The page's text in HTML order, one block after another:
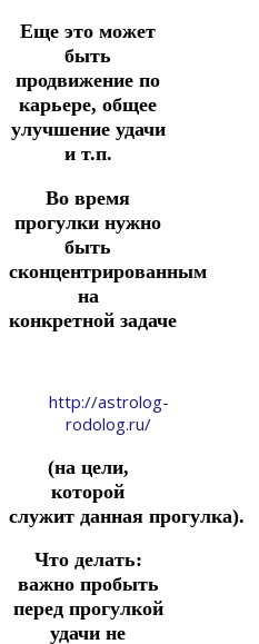
Еще это может
быть
продвижение по
карьере, общее
улучшение удачи
и т.п.
Во время
прогулки нужно
быть
сконцентрированным
на
конкретной задаче
http://astrolog-
rodolog.ru/
(на цели,
которой
служит данная прогулка).
Что делать:
важно пробыть
перед прогулкой
удачи не